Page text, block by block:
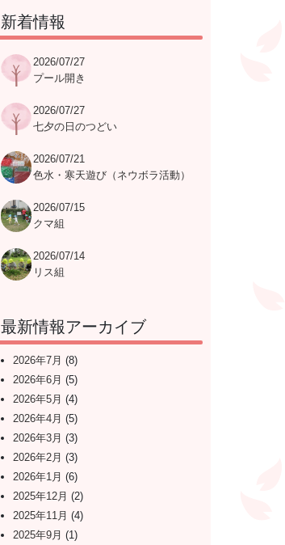
新着情報
2026/07/27
プール開き
2026/07/27
七夕の日のつどい
2026/07/21
色水・寒天遊び（ネウボラ活動）
2026/07/15
クマ組
2026/07/14
リス組
最新情報アーカイブ
2026年7月 (8)
2026年6月 (5)
2026年5月 (4)
2026年4月 (5)
2026年3月 (3)
2026年2月 (3)
2026年1月 (6)
2025年12月 (2)
2025年11月 (4)
2025年9月 (1)